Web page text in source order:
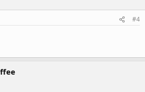
#4